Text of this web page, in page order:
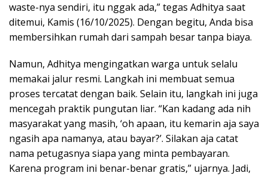
waste-nya sendiri, itu nggak ada,” tegas Adhitya saat
ditemui, Kamis (16/10/2025). Dengan begitu, Anda bisa
membersihkan rumah dari sampah besar tanpa biaya.
Namun, Adhitya mengingatkan warga untuk selalu
memakai jalur resmi. Langkah ini membuat semua
proses tercatat dengan baik. Selain itu, langkah ini juga
mencegah praktik pungutan liar. “Kan kadang ada nih
masyarakat yang masih, ‘oh apaan, itu kemarin aja saya
ngasih apa namanya, atau bayar?’. Silakan aja catat
nama petugasnya siapa yang minta pembayaran.
Karena program ini benar-benar gratis,” ujarnya. Jadi,